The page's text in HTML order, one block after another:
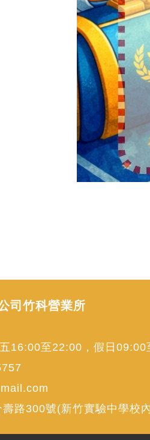
司竹科營業所
16:00至22:00，假日09:00
路300號(新竹實驗中學校